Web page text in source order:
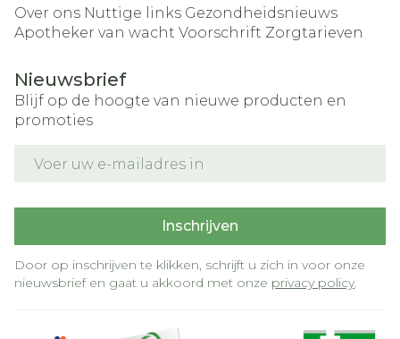
Over ons Nuttige links Gezondheidsnieuws
Apotheker van wacht Voorschrift Zorgtarieven
Nieuwsbrief
Blijf op de hoogte van nieuwe producten en
promoties
Inschrijven
Door op inschrijven te klikken, schrijft u zich in voor onze
nieuwsbrief en gaat u akkoord met onze privacy policy.